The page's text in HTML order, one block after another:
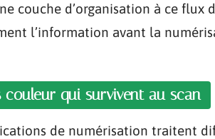
couche d’organisation à ce flux
l’information avant la
couleur qui survivent au scan
de numérisation traitent